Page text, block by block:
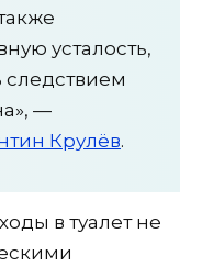
усталость,
следствием
—
Крулёв.
в туалет не